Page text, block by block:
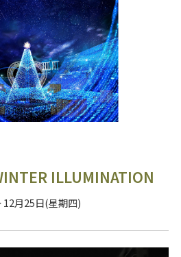
ILLUMINATION
月25日(星期四)